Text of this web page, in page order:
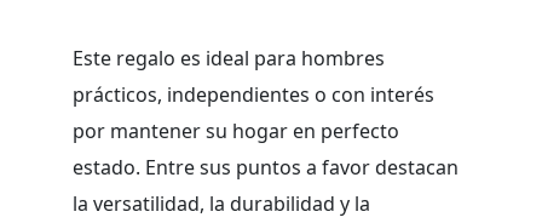
Este regalo es ideal para hombres
prácticos, independientes o con interés
por mantener su hogar en perfecto
estado. Entre sus puntos a favor destacan
la versatilidad, la durabilidad y la